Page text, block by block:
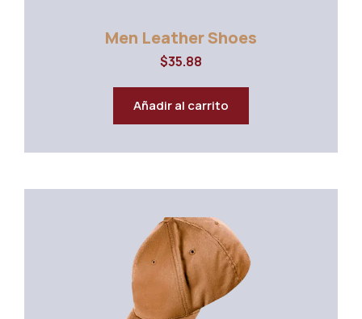
Men Leather Shoes
$35.88
Añadir al carrito